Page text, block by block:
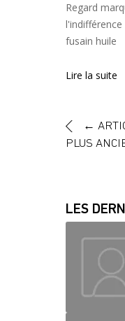
Regard
fusain huile
Lire la suite
←
PLUS
LES